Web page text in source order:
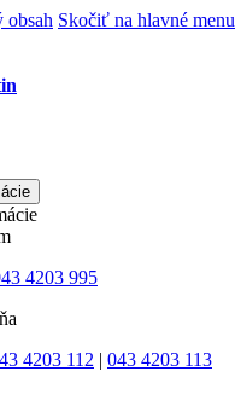
obsah Skočiť na hlavné menu
4203 995
4203 112 | 043 4203 113